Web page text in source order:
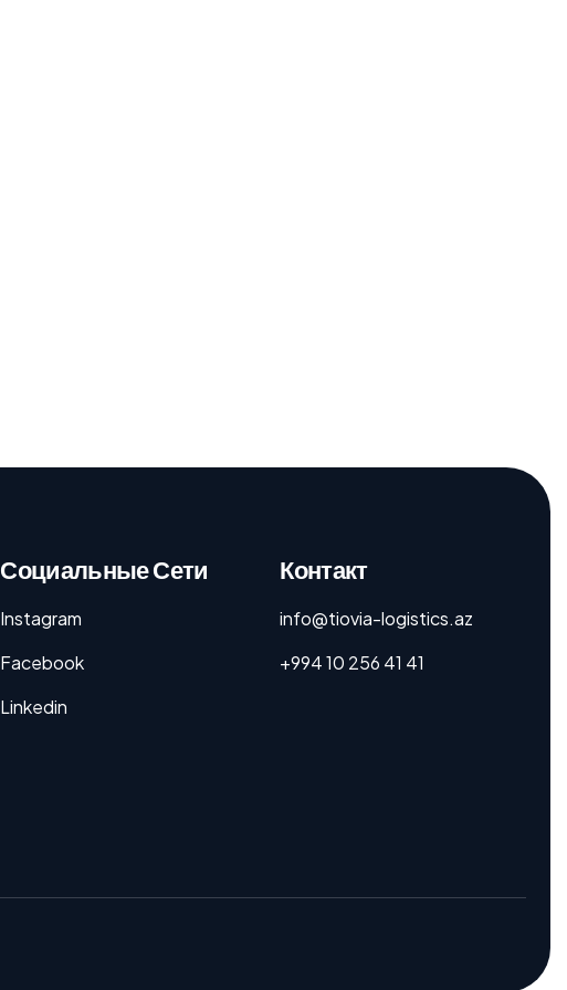
Социальные Сети
Instagram
Facebook
Linkedin
Контакт
info@tiovia-logistics.az
+994 10 256 41 41